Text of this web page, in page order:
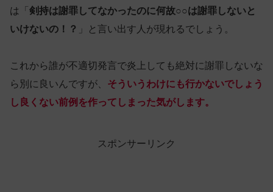
は「 剣持は謝罪してなかったのに何故○○は謝罪しないと
いけないの！？ 」と言い出す人が現れるでしょう。
これから誰が不適切発言で炎上しても絶対に謝罪しないな
ら別に良いんですが、 そういうわけにも行かないでしょう
し良くない前例を作ってしまった気がします。
スポンサーリンク